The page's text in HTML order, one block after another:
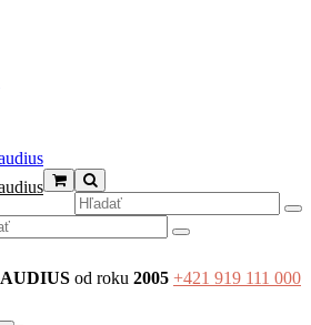
od roku 2005 +421 919 111 000